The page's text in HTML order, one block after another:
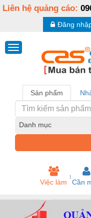
Liên hệ quảng cáo:
Đăng
Sản phẩm
Danh mục
Việc làm Cần